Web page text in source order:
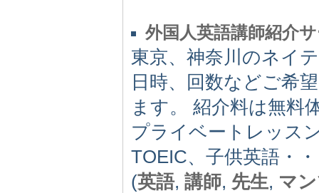
外国人英語講師紹介
東京、神奈川のネイ
日時、回数などご希
ます。 紹介料は無料
プライベートレッス
TOEIC、子供英語・
(英語, 講師, 先生, マ